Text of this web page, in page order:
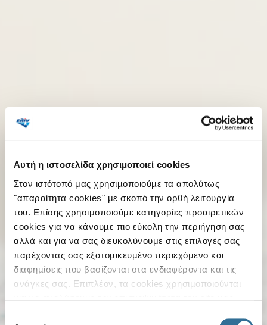
Αυτή η ιστοσελίδα χρησιμοποιεί cookies
Στον ιστότοπό μας χρησιµοποιούµε τα απολύτως
"απαραίτητα cookies" με σκοπό την ορθή λειτουργία
του. Επίσης χρησιμοποιούμε κατηγορίες προαιρετικών
cookies για να κάνουµε πιο εύκολη την περιήγηση σας
αλλά και για να σας διευκολύνουμε στις επιλογές σας
παρέχοντας σας εξατοµικευµένο περιεχόµενο και
διαφηµίσεις που βασίζονται στα ενδιαφέροντα και τις
ανάγκες σας. Επιπλέον, τα cookies χρησιµοποιούνται